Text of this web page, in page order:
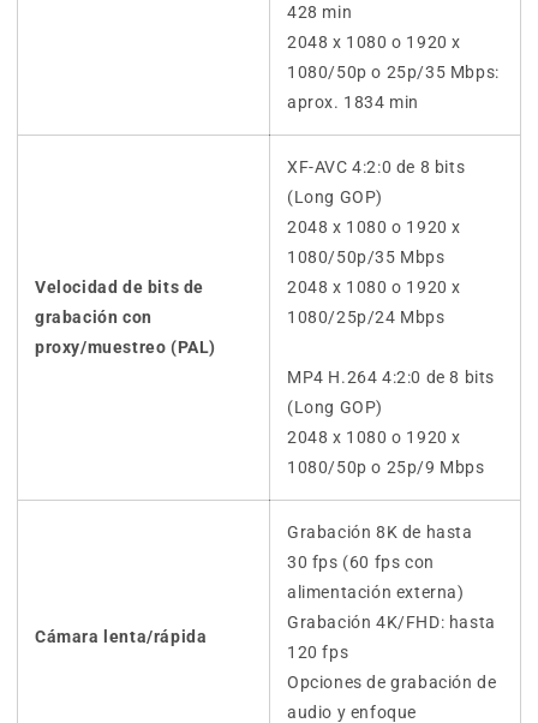
428 min
2048 x 1080 o 1920 x
1080/50p o 25p/35 Mbps:
aprox. 1834 min
Velocidad de bits de
grabación con
proxy/muestreo (PAL)
XF-AVC 4:2:0 de 8 bits
(Long GOP)
2048 x 1080 o 1920 x
1080/50p/35 Mbps
2048 x 1080 o 1920 x
1080/25p/24 Mbps
MP4 H.264 4:2:0 de 8 bits
(Long GOP)
2048 x 1080 o 1920 x
1080/50p o 25p/9 Mbps
Cámara lenta/rápida
Grabación 8K de hasta
30 fps (60 fps con
alimentación externa)
Grabación 4K/FHD: hasta
120 fps
Opciones de grabación de
audio y enfoque